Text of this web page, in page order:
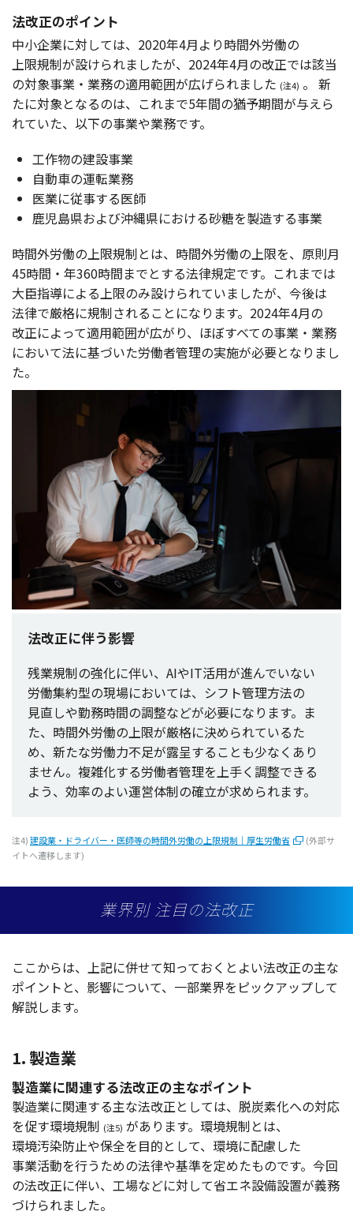
法改正のポイント
中小企業に対しては、2020年4月より時間外労働の
上限規制が設けられましたが、2024年4月の改正では該当
の対象事業 ・ 業務の適用範囲が広げられました (注4) 。 新
たに対象となるのは、これまで5年間の猶予期間が与えら
れていた、 以下の事業や業務です。
工作物の建設事業
自動車の運転業務
医業に従事する医師
鹿児島県および沖縄県における砂糖を製造する事業
時間外労働の 上限規制とは、 時間外労働の 上限を、 原則月
45時間 ・年360時間までとする法律規定です。これまでは
大臣指導による 上限のみ設けられていましたが、 今後は
法律で厳格に規制されることになります。2024年4月の
改正によって適用範囲が広がり、ほぼすべての事業 ・ 業務
において法に基づいた労働者管理の実施が必要となりまし
た。
法改正に伴う影響
残業規制の強化に伴い、AIやIT活用が進んでいない
労働集約型の現場においては、 シフト管理方法の
見直しや勤務時間の調整などが必要になります。ま
た、 時間外労働の上限が厳格に決められているた
め、新たな労働力不足が露呈することも少なくあり
ません。 複雑化する労働者管理を上手く調整できる
よう、 効率のよい運営体制の確立が求められます。
注4)建設業・ドライバー・医師等の時間外労働の上限規制｜厚生労働省
(外部サ
イトへ遷移します)
業界別 注目の法改正
ここからは、上記に併せて知っておくとよい法改正の主な
ポイント と、 影響について、 一部業界を ピックアップして
解説します。
1. 製造業
製造業に関連する法改正の主なポイント
製造業に関連する主な法改正としては、 脱炭素化への対応
を促す環境規制 (注5) があります。 環境規制とは、
環境汚染防止や保全を目的として、 環境に配慮した
事業活動を行うための法律や基準を定めたものです。 今回
の法改正に伴い、 工場などに対して省エネ設備設置が義務
づけられました。